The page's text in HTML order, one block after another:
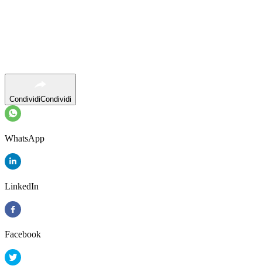
CondividiCondividi
WhatsApp
LinkedIn
Facebook